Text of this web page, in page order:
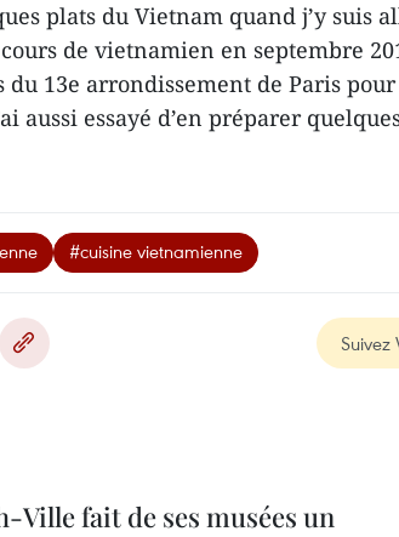
plats du Vietnam quand j’y suis
de vietnamien en septembre
du 13e arrondissement de Paris
aussi essayé d’en préparer
#cuisine vietnamienne
Suivez
fait de ses musées un